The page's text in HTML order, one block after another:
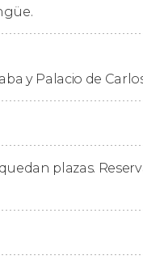
de
de Granadajunto
y Palacio de
plazas.